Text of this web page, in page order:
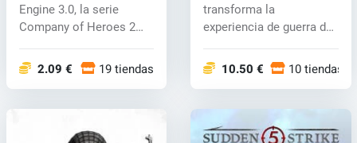
Engine 3.0, la serie
Company of Heroes 2
2.09 € 19 tiendas
transforma la
experiencia de guerra de
10.50 € 10 tiendas